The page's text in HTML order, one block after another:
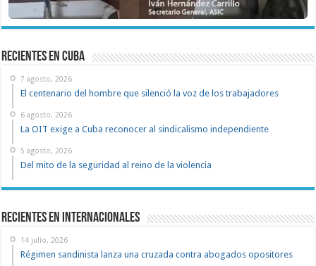
recientes en cuba
7 agosto, 2026
El centenario del hombre que silenció la voz de los trabajadores
6 agosto, 2026
La OIT exige a Cuba reconocer al sindicalismo independiente
5 agosto, 2026
Del mito de la seguridad al reino de la violencia
Recientes en Internacionales
14 julio, 2026
Régimen sandinista lanza una cruzada contra abogados opositores